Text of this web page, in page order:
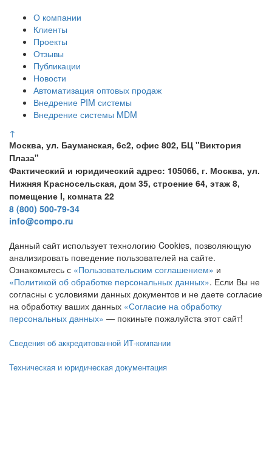
О компании
Клиенты
Проекты
Отзывы
Публикации
Новости
Автоматизация оптовых продаж
Внедрение PIM системы
Внедрение системы MDM
↑
Москва, ул. Бауманская, 6с2, офис 802, БЦ "Виктория
Плаза"
Фактический и юридический адрес: 105066, г. Москва, ул.
Нижняя Красносельская, дом 35, строение 64, этаж 8,
помещение I, комната 22
8 (800) 500-79-34
info@compo.ru
Данный сайт использует технологию Cookies, позволяющую
анализировать поведение пользователей на сайте.
Ознакомьтесь с «Пользовательским соглашением» и
«Политикой об обработке персональных данных». Если Вы не
согласны с условиями данных документов и не даете согласие
на обработку ваших данных «Согласие на обработку
персональных данных» — покиньте пожалуйста этот сайт!
Сведения об аккредитованной ИТ-компании
Техническая и юридическая документация